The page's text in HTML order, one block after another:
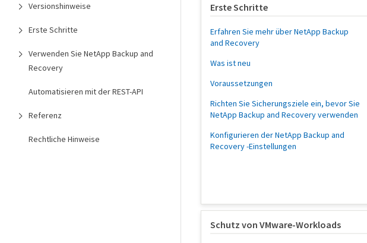
Versionshinweise
Erste Schritte
Verwenden Sie NetApp Backup and
Recovery
Automatisieren mit der REST-API
Referenz
Rechtliche Hinweise
Erste Schritte
Erfahren Sie mehr über NetApp Backup
and Recovery
Was ist neu
Voraussetzungen
Richten Sie Sicherungsziele ein, bevor Sie
NetApp Backup and Recovery verwenden
Konfigurieren der NetApp Backup and
Recovery -Einstellungen
Schutz von VMware-Workloads